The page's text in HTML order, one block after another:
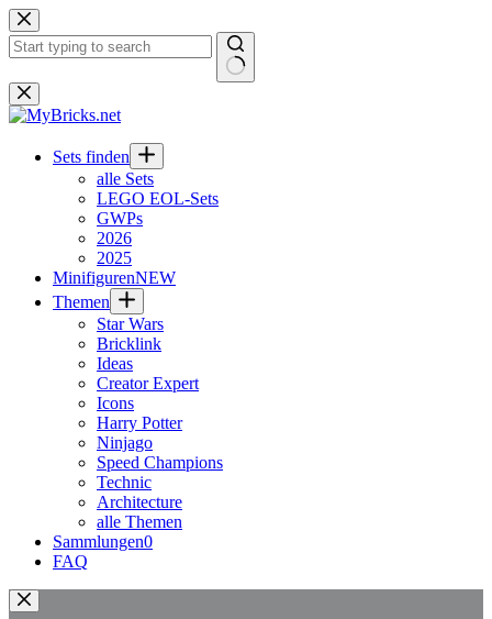
Zum
Inhalt
springen
Keine
Ergebnisse
Sets finden
alle Sets
LEGO EOL-Sets
GWPs
2026
2025
MinifigurenNEW
Themen
Star Wars
Bricklink
Ideas
Creator Expert
Icons
Harry Potter
Ninjago
Speed Champions
Technic
Architecture
alle Themen
Sammlungen0
FAQ